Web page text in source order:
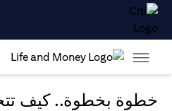
خطوة بخطوة.. كيف